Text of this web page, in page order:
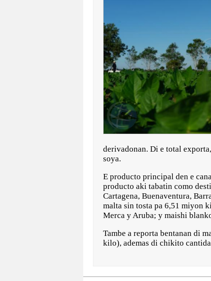
derivadonan. Di e total
soya.
E producto principal den e
producto aki tabatin como
Cartagena, Buenaventura,
malta sin tosta pa 6,51 miyon
Merca y Aruba; y maishi
Tambe a reporta bentanan di
kilo), ademas di chikito